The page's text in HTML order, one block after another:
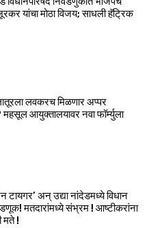
यांचा मोठा विजय; साधली हॅट्रिक
लवकरच मिळणार अप्पर
आयुक्तालयावर नवा फॉर्म्युला
अन् उद्या नांदेडमध्ये विधान
मतदारांमध्ये संभ्रम ! आष्टीकरांना
मते !